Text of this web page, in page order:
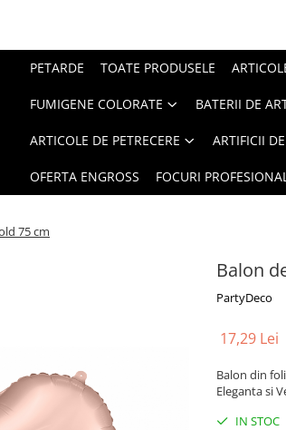
PETARDE TOATE PRODUSELE
FUMIGENE COLORATE BATERII DE
ARTICOLE DE PETRECERE ARTIFICII
OFERTA ENGROSS FOCURI
75 cm
Balon
PartyDeco
17,29 Lei
Balon din
Eleganta si
IN STOC